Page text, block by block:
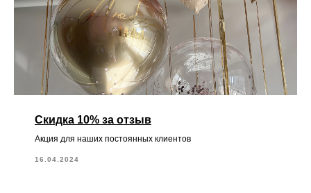
Скидка 10% за отзыв
Акция для наших постоянных клиентов
16.04.2024